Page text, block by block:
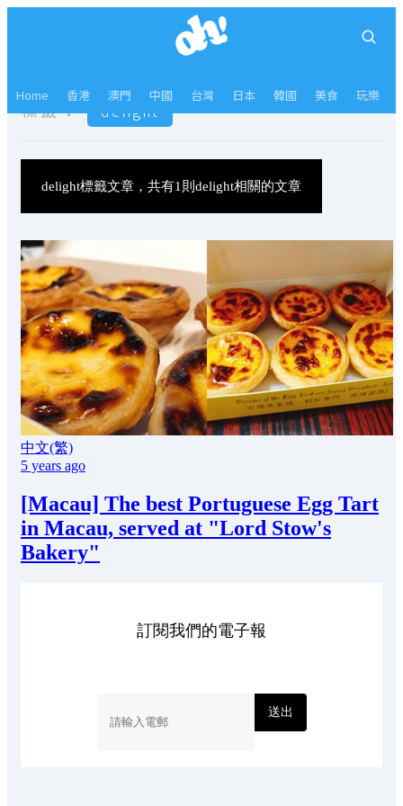
Home 香港 澳門 中國 台灣 日本 韓國 美食 玩樂
標籤： delight
delight標籤文章，共有1則delight相關的文章
中文(繁)
5 years ago
[Macau] The best Portuguese Egg Tart
in Macau, served at "Lord Stow's
Bakery"
訂閱我們的電子報
送出